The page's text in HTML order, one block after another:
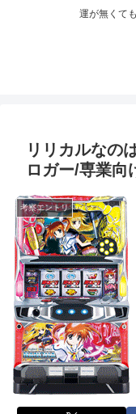
運が無くて
リリカルなの
ロガー/専業向
考察エントリ